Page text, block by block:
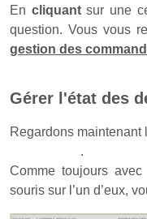
En cliquantsur une
question. Vous vous
gestion des
Gérer l'état des
Regardons maintenant
.
Comme toujours
souris sur l’un d’eux,